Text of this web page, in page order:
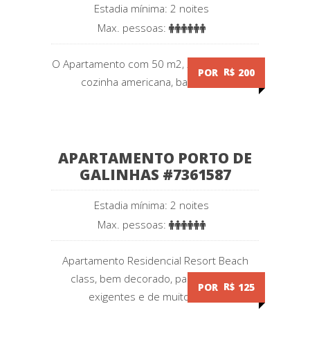
Estadia mínima: 2 noites
Max. pessoas:
O Apartamento com 50 m2, 2 quartos, sala,
cozinha americana, banheiro,...
POR R$ 200
APARTAMENTO PORTO DE
GALINHAS #7361587
Estadia mínima: 2 noites
Max. pessoas:
Apartamento Residencial Resort Beach
class, bem decorado, para pessoas
exigentes e de muito bom...
POR R$ 125